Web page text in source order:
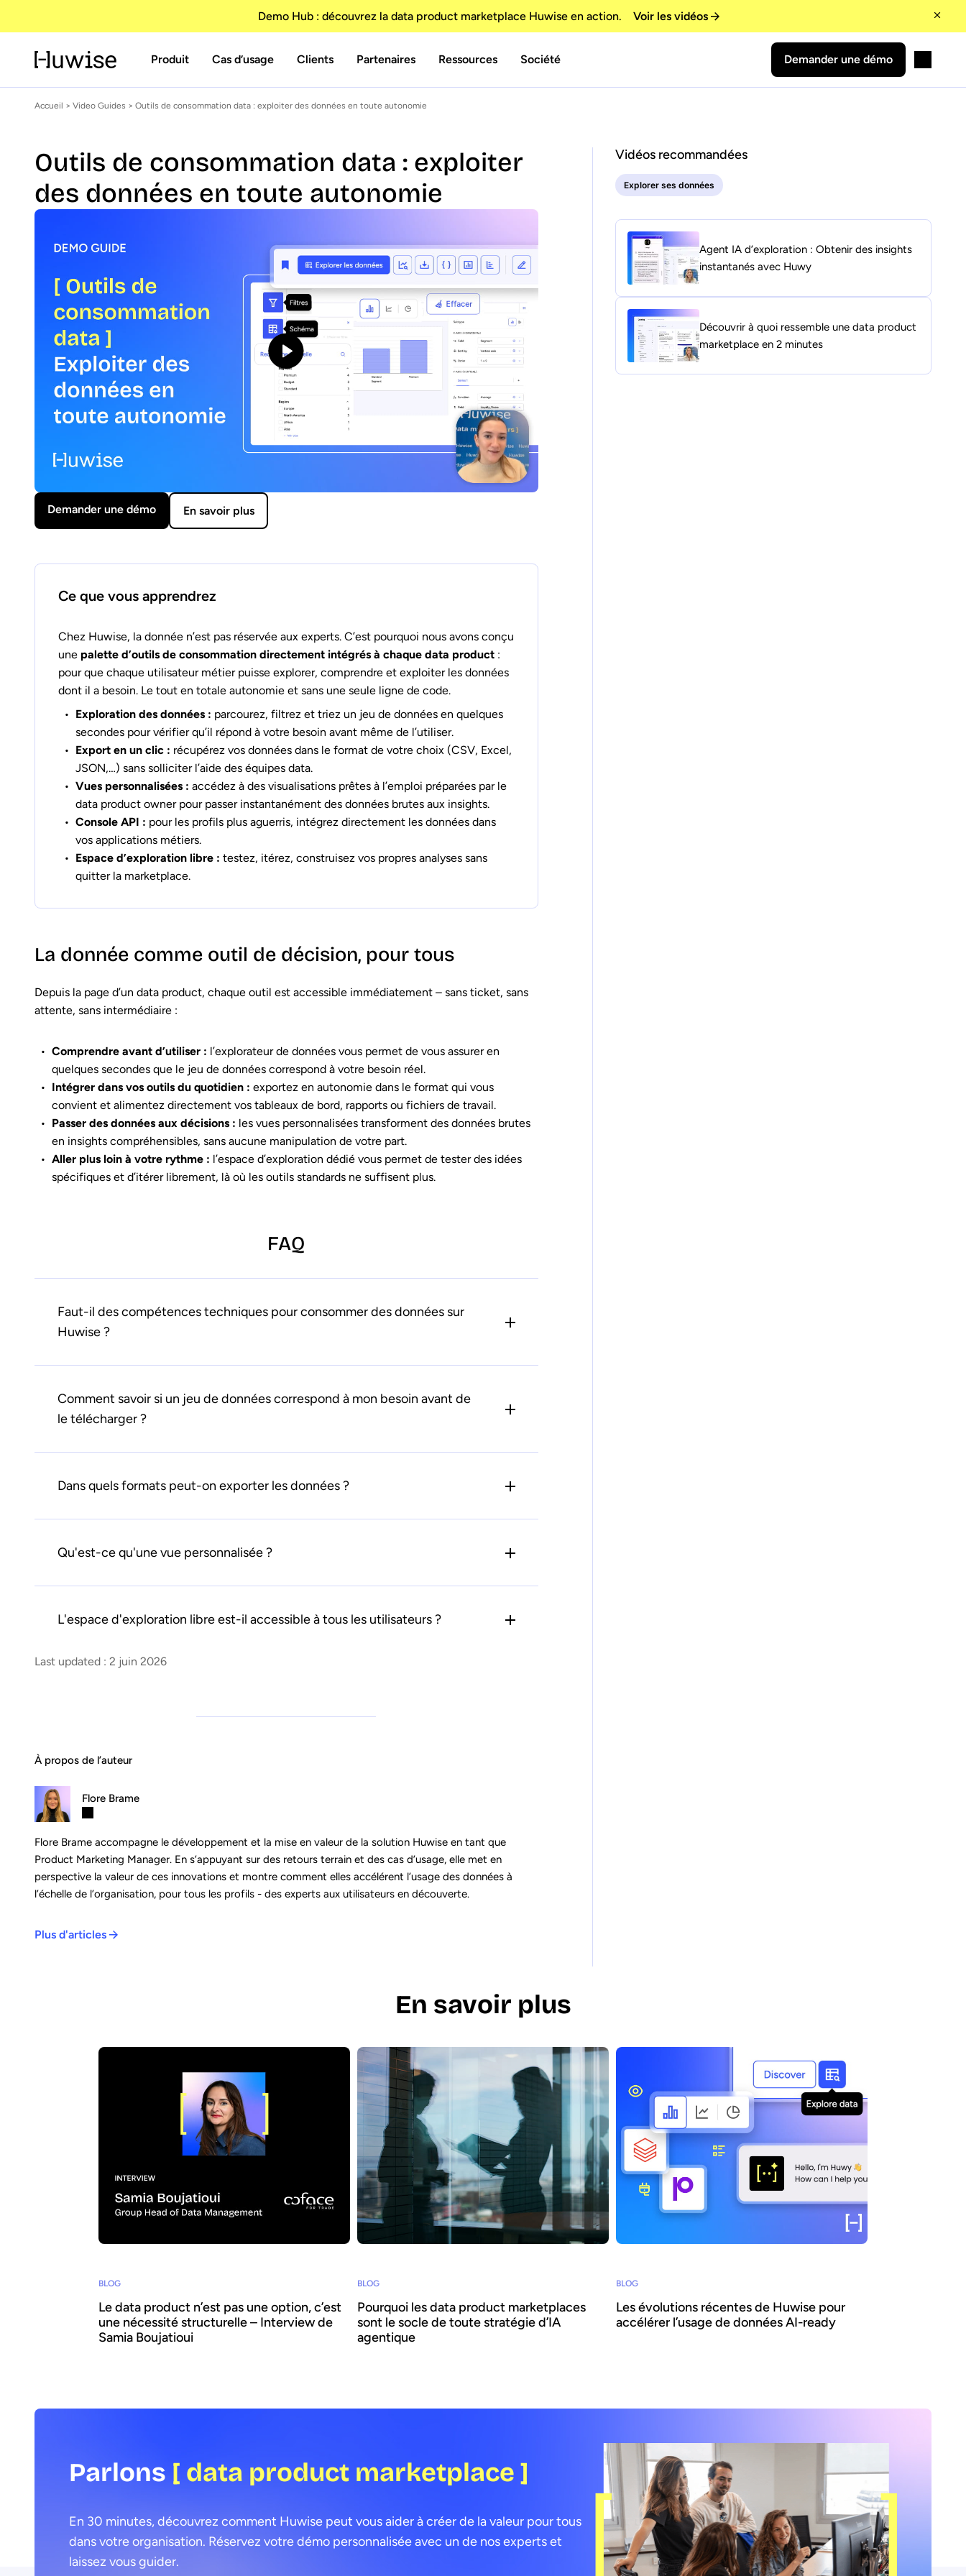
Demo Hub : découvrez la data product marketplace Huwise en action. Voir les vidéos
Produit Cas d’usage Clients Partenaires Ressources Société Demander une démo
Accueil > Video Guides > Outils de consommation data : exploiter des données en toute autonomie
Outils de consommation data : exploiter
des données en toute autonomie
Demander une démo En savoir plus
Ce que vous apprendrez
Chez Huwise, la donnée n’est pas réservée aux experts. C’est pourquoi nous avons conçu
une palette d’outils de consommation directement intégrés à chaque data product :
pour que chaque utilisateur métier puisse explorer, comprendre et exploiter les données
dont il a besoin. Le tout en totale autonomie et sans une seule ligne de code.
Exploration des données : parcourez, filtrez et triez un jeu de données en quelques
secondes pour vérifier qu’il répond à votre besoin avant même de l’utiliser.
Export en un clic : récupérez vos données dans le format de votre choix (CSV, Excel,
JSON,…) sans solliciter l’aide des équipes data.
Vues personnalisées : accédez à des visualisations prêtes à l’emploi préparées par le
data product owner pour passer instantanément des données brutes aux insights.
Console API : pour les profils plus aguerris, intégrez directement les données dans
vos applications métiers.
Espace d’exploration libre : testez, itérez, construisez vos propres analyses sans
quitter la marketplace.
La donnée comme outil de décision, pour tous
Depuis la page d’un data product, chaque outil est accessible immédiatement – sans ticket, sans
attente, sans intermédiaire :
Comprendre avant d’utiliser : l’explorateur de données vous permet de vous assurer en
quelques secondes que le jeu de données correspond à votre besoin réel.
Intégrer dans vos outils du quotidien : exportez en autonomie dans le format qui vous
convient et alimentez directement vos tableaux de bord, rapports ou fichiers de travail.
Passer des données aux décisions : les vues personnalisées transforment des données brutes
en insights compréhensibles, sans aucune manipulation de votre part.
Aller plus loin à votre rythme : l’espace d’exploration dédié vous permet de tester des idées
spécifiques et d’itérer librement, là où les outils standards ne suffisent plus.
FAQ
Faut-il des compétences techniques pour consommer des données sur
Huwise ?
Comment savoir si un jeu de données correspond à mon besoin avant de
le télécharger ?
Dans quels formats peut-on exporter les données ?
Qu'est-ce qu'une vue personnalisée ?
L'espace d'exploration libre est-il accessible à tous les utilisateurs ?
Last updated : 2 juin 2026
À propos de l’auteur
Flore Brame
Flore Brame accompagne le développement et la mise en valeur de la solution Huwise en tant que
Product Marketing Manager. En s’appuyant sur des retours terrain et des cas d’usage, elle met en
perspective la valeur de ces innovations et montre comment elles accélérent l’usage des données à
l’échelle de l’organisation, pour tous les profils - des experts aux utilisateurs en découverte.
Plus d'articles
Vidéos recommandées
Explorer ses données
Agent IA d’exploration : Obtenir des insights
instantanés avec Huwy
Découvrir à quoi ressemble une data product
marketplace en 2 minutes
En savoir plus
BLOG
Le data product n’est pas une option, c’est
une nécessité structurelle – Interview de
Samia Boujatioui
BLOG
Pourquoi les data product marketplaces
sont le socle de toute stratégie d’IA
agentique
BLOG
Les évolutions récentes de Huwise pour
accélérer l’usage de données AI-ready
Parlons [ data product marketplace ]
En 30 minutes, découvrez comment Huwise peut vous aider à créer de la valeur pour tous
dans votre organisation. Réservez votre démo personnalisée avec un de nos experts et
laissez vous guider.